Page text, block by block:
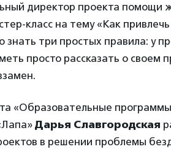
директор проекта помощи
класс на тему «Как
знать три простых правила: у
просто рассказать о своем
«Образовательные
Дарья Славгородская
в решении проблемы